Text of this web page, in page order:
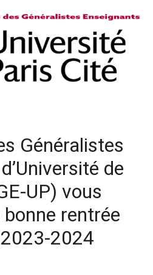
Généralistes
de
UP) vous
rentrée
2024